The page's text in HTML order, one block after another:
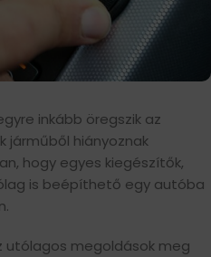
inkább öregszik az
járműből hiányoznak
hogy egyes kiegészítők,
is beépíthető egy autóba
utólagos megoldások meg